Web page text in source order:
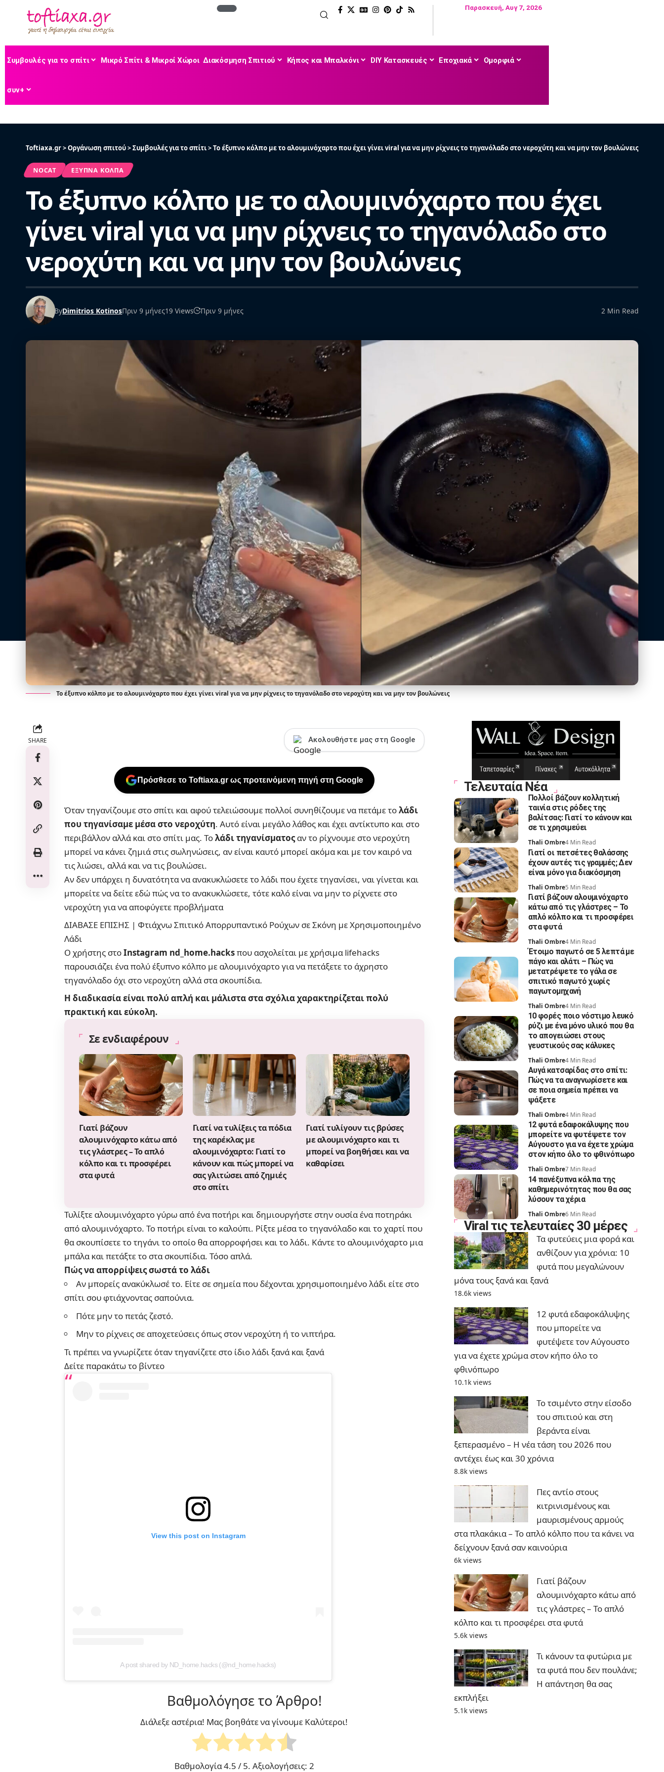
Παρασκευή, Αυγ 7, 2026
Συμβουλές για το σπίτι Μικρό Σπίτι & Μικροί Χώροι Διακόσμηση Σπιτιού Κήπος και Μπαλκόνι DIY Κατασκευές Εποχιακά Ομορφιά
συν+
Toftiaxa.gr>Οργάνωση σπιτού>Συμβουλές για το σπίτι>Το έξυπνο κόλπο με το αλουμινόχαρτο που έχει γίνει viral για να μην ρίχνεις το τηγανόλαδο στο νεροχύτη και να μην τον βουλώνεις
NOCAT ΈΞΥΠΝΑ ΚΌΛΠΑ
Το έξυπνο κόλπο με το αλουμινόχαρτο που έχει
γίνει viral για να μην ρίχνεις το τηγανόλαδο στο
νεροχύτη και να μην τον βουλώνεις
ByDimitrios KotinosΠριν 9 μήνες19 Views Πριν 9 μήνες 2 Min Read
Το έξυπνο κόλπο με το αλουμινόχαρτο που έχει γίνει viral για να μην ρίχνεις το τηγανόλαδο στο νεροχύτη και να μην τον βουλώνεις
SHARE Ακολουθήστε μας στη Google
Πρόσθεσε το Toftiaxa.gr ως προτεινόμενη πηγή στη Google
Όταν τηγανίζουμε στο σπίτι και αφού τελειώσουμε πολλοί συνηθίζουμε να πετάμε τολάδι
που τηγανίσαμε μέσα στο νεροχύτη. Αυτό είναι μεγάλο λάθος και έχει αντίκτυπο και στο
περιβάλλον αλλά και στο σπίτι μας. Τολάδι τηγανίσματοςαν το ρίχνουμε στο νεροχύτη
μπορεί να κάνει ζημιά στις σωληνώσεις, αν είναι καυτό μπορεί ακόμα και με τον καιρό να
τις λιώσει, αλλά και να τις βουλώσει.
Αν δεν υπάρχει η δυνατότητα να ανακυκλώσετε το λάδι που έχετε τηγανίσει, ναι γίνεται και
μπορείτε ναδείτε εδώ πώς να το ανακυκλώσετε, τότε καλό είναι να μην το ρίχνετε στο
νεροχύτη για να αποφύγετε προβλήματα
ΔΙΑΒΑΣΕ ΕΠΙΣΗΣ | Φτιάχνω Σπιτικό Απορρυπαντικό Ρούχων σε Σκόνη με Χρησιμοποιημένο
Λάδι
Ο χρήστης στοInstagram nd_home.hacksπου ασχολείται με χρήσιμα lifehacks
παρουσιάζει ένα πολύ έξυπνο κόλπο με αλουμινόχαρτογια να πετάξετε το άχρηστο
τηγανόλαδο όχι στο νεροχύτη αλλά στα σκουπίδια.
Η διαδικασία είναι πολύ απλή και μάλιστα στα σχόλια χαρακτηρίζεται πολύ
πρακτική και εύκολη.
Σε ενδιαφέρουν
Γιατί βάζουν
αλουμινόχαρτο κάτω από
τις γλάστρες – Το απλό
κόλπο και τι προσφέρει
στα φυτά
Γιατί να τυλίξεις τα πόδια
της καρέκλας με
αλουμινόχαρτο: Γιατί το
κάνουν και πώς μπορεί να
σας γλιτώσει από ζημιές
στο σπίτι
Γιατί τυλίγουν τις βρύσες
με αλουμινόχαρτο και τι
μπορεί να βοηθήσει και να
καθαρίσει
Τυλίξτε αλουμινόχαρτο γύρω από ένα ποτήρι και δημιουργήστε στην ουσία ένα ποτηράκι
από αλουμινόχαρτο. Το ποτήρι είναι το καλούπι. Ρίξτε μέσα το τηγανόλαδο και το χαρτί που
θα σκουπίσετε το τηγάνι το οποίο θα απορροφήσει και το λάδι. Κάντε το αλουμινόχαρτο μια
μπάλα και πετάξτε το στα σκουπίδια. Τόσο απλά.
Πώς να απορρίψεις σωστά το λάδι
Αν μπορείς ανακύκλωσέ το. Είτε σε σημεία που δέχονται χρησιμοποιημένο λάδι είτε στο
σπίτι σου φτιάχνοντας σαπούνια.
Πότε μην το πετάς ζεστό.
Μην το ρίχνεις σε αποχετεύσεις όπως στον νεροχύτη ή το νιπτήρα.
Τι πρέπει να γνωρίζετε όταν τηγανίζετε στο ίδιο λάδι ξανά και ξανά
Δείτε παρακάτω το βίντεο
View this post on Instagram
A post shared by ND_home.hacks (@nd_home.hacks)
Βαθμολόγησε το Άρθρο!
Διάλεξε αστέρια! Μας βοηθάτε να γίνουμε Καλύτεροι!
Βαθμολογία4.5 / 5. Αξιολογήσεις: 2
Τελευταία Νέα
Πολλοί βάζουν κολλητική
ταινία στις ρόδες της
βαλίτσας: Γιατί το κάνουν και
σε τι χρησιμεύει
Thali Ombre4 Min Read
Γιατί οι πετσέτες θαλάσσης
έχουν αυτές τις γραμμές; Δεν
είναι μόνο για διακόσμηση
Thali Ombre5 Min Read
Γιατί βάζουν αλουμινόχαρτο
κάτω από τις γλάστρες – Το
απλό κόλπο και τι προσφέρει
στα φυτά
Thali Ombre4 Min Read
Έτοιμο παγωτό σε 5 λεπτά με
πάγο και αλάτι – Πώς να
μετατρέψετε το γάλα σε
σπιτικό παγωτό χωρίς
παγωτομηχανή
Thali Ombre4 Min Read
10 φορές ποιο νόστιμο λευκό
ρύζι με ένα μόνο υλικό που θα
το απογειώσει στους
γευστικούς σας κάλυκες
Thali Ombre4 Min Read
Αυγά κατσαρίδας στο σπίτι:
Πώς να τα αναγνωρίσετε και
σε ποια σημεία πρέπει να
ψάξετε
Thali Ombre4 Min Read
12 φυτά εδαφοκάλυψης που
μπορείτε να φυτέψετε τον
Αύγουστο για να έχετε χρώμα
στον κήπο όλο το φθινόπωρο
Thali Ombre7 Min Read
14 πανέξυπνα κόλπα της
καθημερινότητας που θα σας
λύσουν τα χέρια
Thali Ombre6 Min Read
Viral τις τελευταίες 30 μέρες
Τα φυτεύεις μια φορά και
ανθίζουν για χρόνια: 10
φυτά που μεγαλώνουν
μόνα τους ξανά και ξανά
18.6k views
12 φυτά εδαφοκάλυψης
που μπορείτε να
φυτέψετε τον Αύγουστο
για να έχετε χρώμα στον κήπο όλο το
φθινόπωρο
10.1k views
Το τσιμέντο στην είσοδο
του σπιτιού και στη
βεράντα είναι
ξεπερασμένο – Η νέα τάση του 2026 που
αντέχει έως και 30 χρόνια
8.8k views
Πες αντίο στους
κιτρινισμένους και
μαυρισμένους αρμούς
στα πλακάκια – Το απλό κόλπο που τα κάνει να
δείχνουν ξανά σαν καινούρια
6k views
Γιατί βάζουν
αλουμινόχαρτο κάτω από
τις γλάστρες – Το απλό
κόλπο και τι προσφέρει στα φυτά
5.6k views
Τι κάνουν τα φυτώρια με
τα φυτά που δεν πουλάνε;
Η απάντηση θα σας
εκπλήξει
5.1k views